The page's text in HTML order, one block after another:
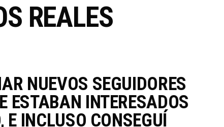
REALES
NUEVOS SEGUIDORES
ESTABAN INTERESADOS
INCLUSO CONSEGUÍ